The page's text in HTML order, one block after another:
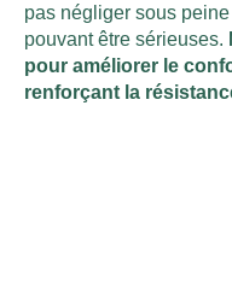
pas négliger sous
pouvant être sérieuses.
pour améliorer le
renforçant la